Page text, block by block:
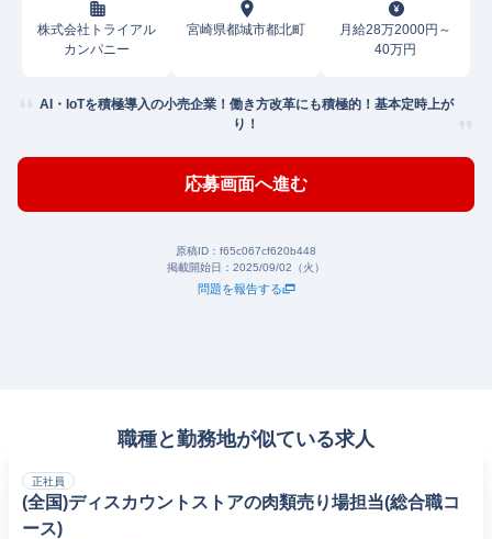
株式会社トライアル
カンパニー
宮崎県都城市都北町
月給28万2000円～
40万円
AI・IoTを積極導入の小売企業！働き方改革にも積極的！基本定時上が
り！
応募画面へ進む
原稿ID： f65c067cf620b448
掲載開始日： 2025/09/02（火）
問題を報告する
職種と勤務地が似ている求人
正社員
(全国)ディスカウントストアの肉類売り場担当(総合職コ
ース)